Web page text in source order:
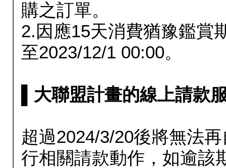
購之訂單。
2.因應15天消費猶豫鑑賞
至2023/12/1 00:00。
▌大聯盟計畫的線上請款
超過2024/3/20後將無法
行相關請款動作，如逾該